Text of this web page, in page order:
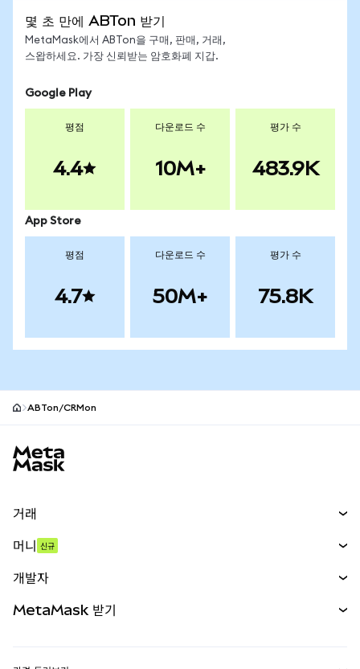
몇 초 만에 ABTon 받기
MetaMask에서 ABTon을 구매, 판매, 거래,
스왑하세요. 가장 신뢰받는 암호화폐 지갑.
Google Play
평점
4.4
다운로드 수
10M+
평가 수
483.9K
App Store
평점
4.7
다운로드 수
50M+
평가 수
75.8K
ABTon/CRMon
거래
무기한 선물
실물자산
머니 신규
개발자
MetaMask 받기